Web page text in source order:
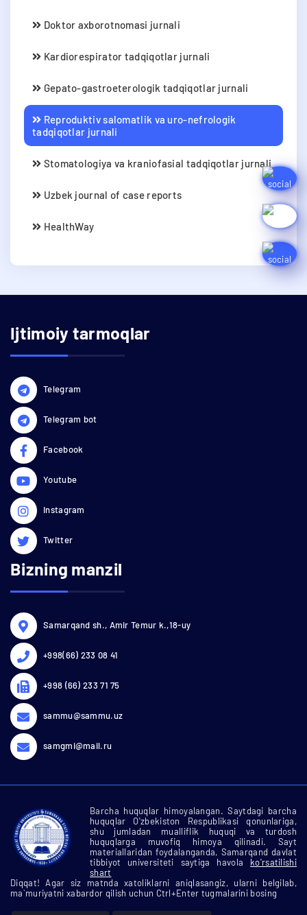
Doktor axborotnomasi jurnali
Kardiorespirator tadqiqotlar jurnali
Gepato-gastroeterologik tadqiqotlar jurnali
Reproduktiv salomatlik va uro-nefrologik
tadqiqotlar jurnali
Stomatologiya va kraniofasial tadqiqotlar jurnali
Uzbek journal of case reports
HealthWay
Ijtimoiy tarmoqlar
Telegram
Telegram bot
Facebook
Youtube
Instagram
Twitter
Bizning manzil
Samarqand sh., Amir Temur k.,18-uy
+998(66) 233 08 41
+998 (66) 233 71 75
sammu@sammu.uz
samgmi@mail.ru
Barcha huquqlar himoyalangan. Saytdagi barcha
huquqlar O'zbekiston Respublikasi qonunlariga,
shu jumladan mualliflik huquqi va turdosh
huquqlarga muvofiq himoya qilinadi. Sayt
materiallaridan foydalanganda, Samarqand davlat
tibbiyot universiteti saytiga havola ko'rsatilishi
shart
Diqqat! Agar siz matnda xatoliklarni aniqlasangiz, ularni belgilab,
ma`muriyatni xabardor qilish uchun Ctrl+Enter tugmalarini bosing